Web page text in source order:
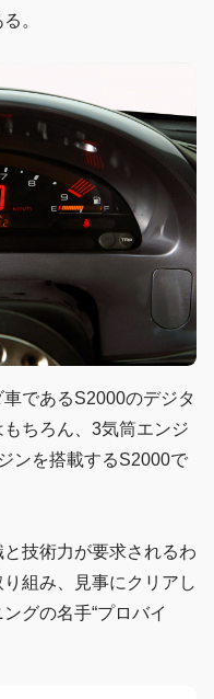
。
であるS2000のデジタ
ちろん、3気筒エンジ
ンを搭載するS2000で
技術力が要求されるわ
組み、見事にクリアし
グの名手“プロバイ